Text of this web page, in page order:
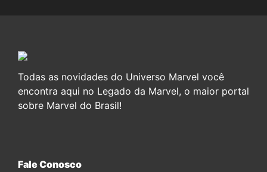
Todas as novidades do Universo Marvel você
encontra aqui no Legado da Marvel, o maior portal
sobre Marvel do Brasil!
Fale Conosco